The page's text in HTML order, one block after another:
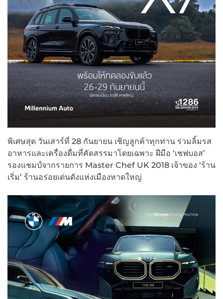
พิเศษสุด วันเสาร์ที่ 28 กันยายน เชิญลูกค้าทุกท่าน ร่วมลิ้มรส
อาหารและเครื่องดื่มที่คัดสรรมาโดยเฉพาะ ฝีมือ ‘เชฟบอส’
รองแชมป์จากรายการ Master Chef UK 2018 เจ้าของ ‘ร้าน
เริ่ม’ ร้านอร่อยเด่นดังแห่งเมืองหาดใหญ่